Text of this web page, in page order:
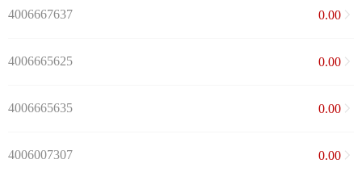
4006667637 0.00
4006665625 0.00
4006665635 0.00
4006007307 0.00